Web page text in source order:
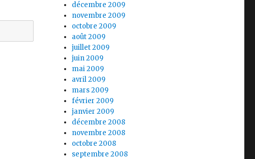
décembre 2009
novembre 2009
octobre 2009
août 2009
juillet 2009
juin 2009
mai 2009
avril 2009
mars 2009
février 2009
janvier 2009
décembre 2008
novembre 2008
octobre 2008
septembre 2008